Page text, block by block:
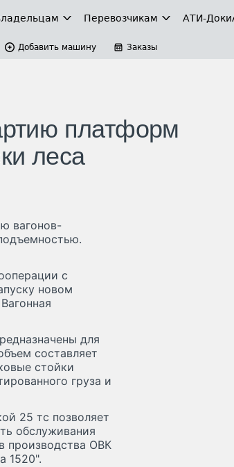
Перевозчикам АТИ-Доки
Добавить машину Заказы
платформ
леса
вагонов-
с
новом
для
составляет
стойки
груза и
25 тс позволяет
обслуживания
производства ОВК
1520".